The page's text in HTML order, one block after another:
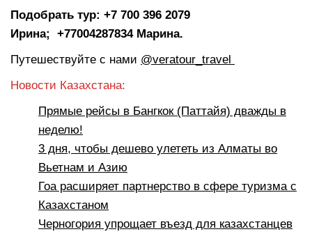
Подобрать тур: +7 700 396 2079
Ирина;
+77004287834 Марина.
Путешествуйте с нами @veratour_travel
Новости Казахстана:
Прямые рейсы в Бангкок (Паттайя) дважды в
неделю!
3 дня, чтобы дешево улететь из Алматы во
Вьетнам и Азию
Гоа расширяет партнерство в сфере туризма с
Казахстаном
Черногория упрощает въезд для казахстанцев